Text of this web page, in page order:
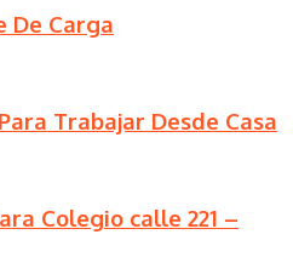
De Carga
Trabajar Desde Casa
Colegio calle 221 –